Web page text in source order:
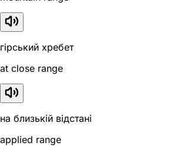
гірський хребет
at close range
на близькій відстані
applied range